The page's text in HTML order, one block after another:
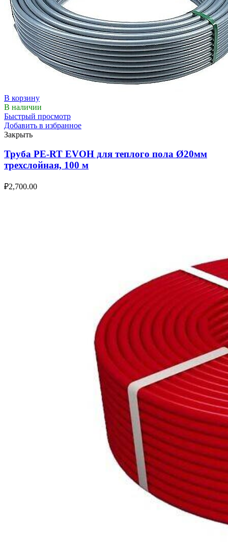
В корзину
В наличии
Быстрый просмотр
Добавить в избранное
Закрыть
Труба PE-RT EVOH для теплого пола Ø20мм
трехслойная, 100 м
₽2,700.00